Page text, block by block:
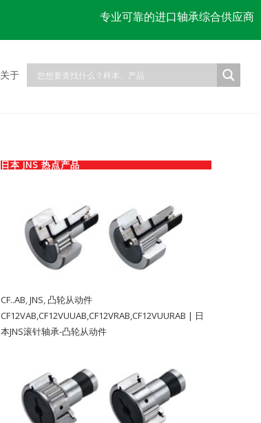
专业可靠的进口轴承综合供应商
关于
日本 JNS 热点产品
CF..AB,JNS, 凸轮从动件
CF12VAB,CF12VUUAB,CF12VRAB,CF12VUURAB | 日
本JNS滚针轴承-凸轮从动件